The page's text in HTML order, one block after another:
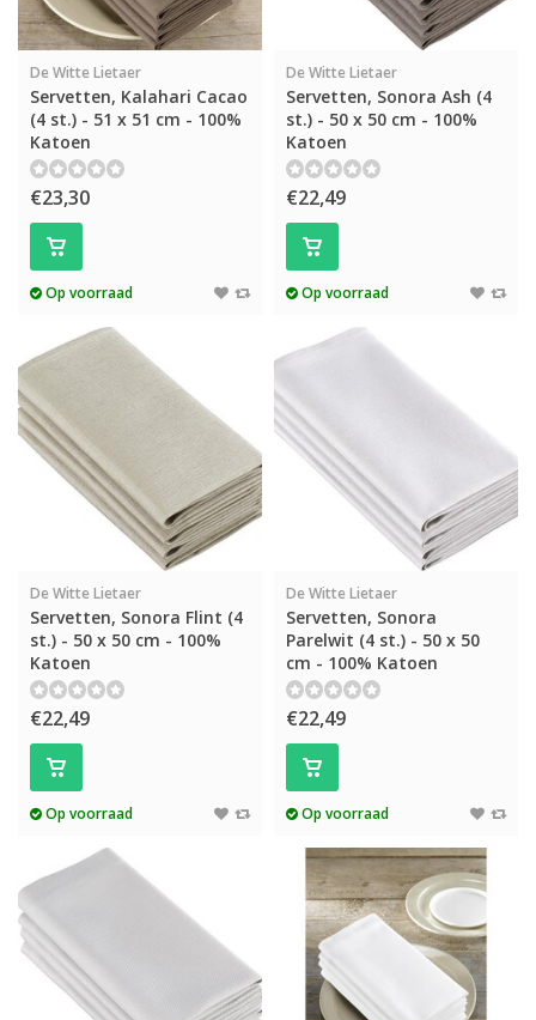
De Witte Lietaer
Servetten, Kalahari Cacao
(4 st.) - 51 x 51 cm - 100%
Katoen
€23,30
Op voorraad
De Witte Lietaer
Servetten, Sonora Ash (4
st.) - 50 x 50 cm - 100%
Katoen
€22,49
Op voorraad
De Witte Lietaer
Servetten, Sonora Flint (4
st.) - 50 x 50 cm - 100%
Katoen
€22,49
Op voorraad
De Witte Lietaer
Servetten, Sonora
Parelwit (4 st.) - 50 x 50
cm - 100% Katoen
€22,49
Op voorraad